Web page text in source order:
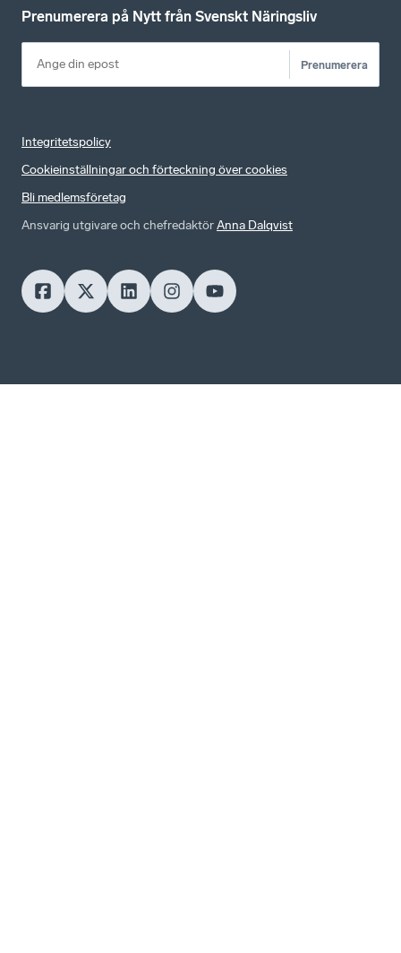
Prenumerera på Nytt från Svenskt Näringsliv
Prenumerera
Integritetspolicy
Cookieinställningar och förteckning över cookies
Bli medlemsföretag
Ansvarig utgivare och chefredaktörAnna Dalqvist